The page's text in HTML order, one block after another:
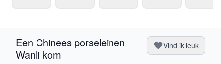
Een Chinees porseleinen
Wanli kom
Vind ik leuk